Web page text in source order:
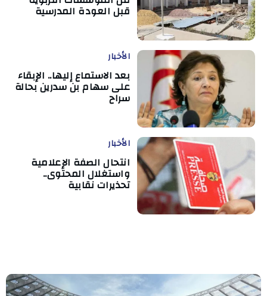
قبل العودة المدرسية
الأخبار
بعد الاستماع إليها.. الإبقاء
على سهام بن سدرين بحالة
سراح
الأخبار
انتحال الصفة الإعلامية
واستغلال المحتوى..
تحذيرات نقابية